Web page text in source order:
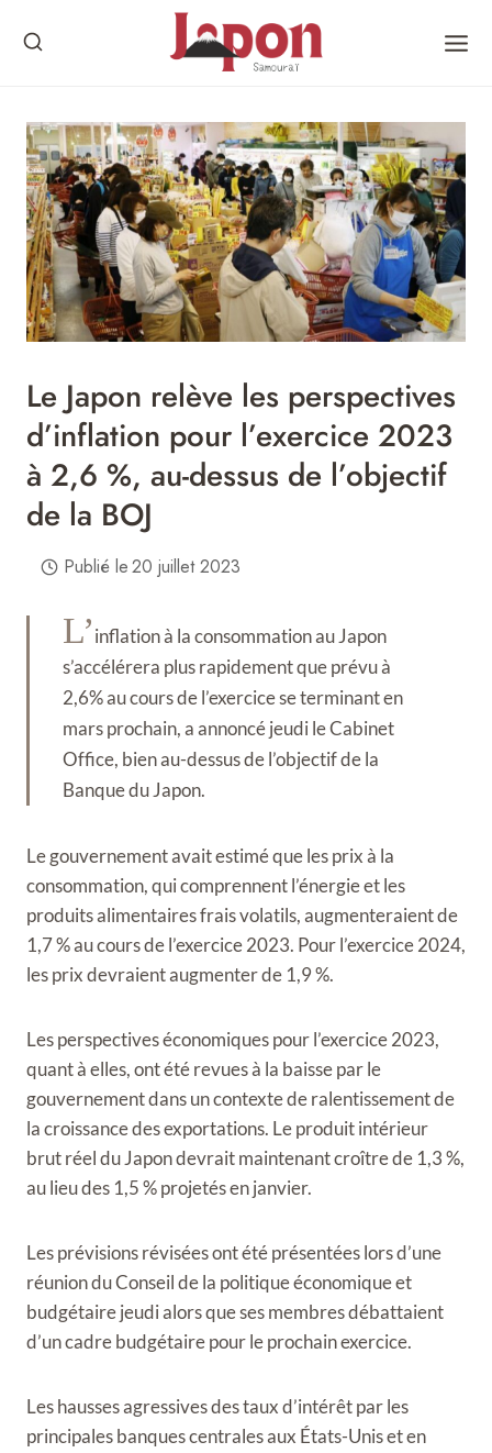
Le Japon relève les perspectives
d’inflation pour l’exercice 2023
à 2,6 %, au-dessus de l’objectif
de la BOJ
Publié le20 juillet 2023
L’inflation à la consommation au Japon
s’accélérera plus rapidement que prévu à
2,6% au cours de l’exercice se terminant en
mars prochain, a annoncé jeudi le Cabinet
Office, bien au-dessus de l’objectif de la
Banque du Japon.
Le gouvernement avait estimé que les prix à la
consommation, qui comprennent l’énergie et les
produits alimentaires frais volatils, augmenteraient de
1,7 % au cours de l’exercice 2023. Pour l’exercice 2024,
les prix devraient augmenter de 1,9 %.
Les perspectives économiques pour l’exercice 2023,
quant à elles, ont été revues à la baisse par le
gouvernement dans un contexte de ralentissement de
la croissance des exportations. Le produit intérieur
brut réel du Japon devrait maintenant croître de 1,3 %,
au lieu des 1,5 % projetés en janvier.
Les prévisions révisées ont été présentées lors d’une
réunion du Conseil de la politique économique et
budgétaire jeudi alors que ses membres débattaient
d’un cadre budgétaire pour le prochain exercice.
Les hausses agressives des taux d’intérêt par les
principales banques centrales aux États-Unis et en